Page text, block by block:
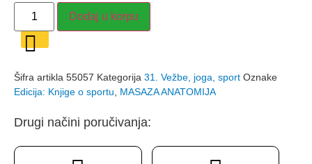
MASAŽA
ANATOMIJA
-
Abby
Ellsworth,
Altman
količina
Dodaj u korpu
Šifra artikla 55057 Kategorija 31. Vežbe, joga, sport Oznake
Edicija: Knjige o sportu
MASAZA ANATOMIJA
Drugi načini poručivanja: